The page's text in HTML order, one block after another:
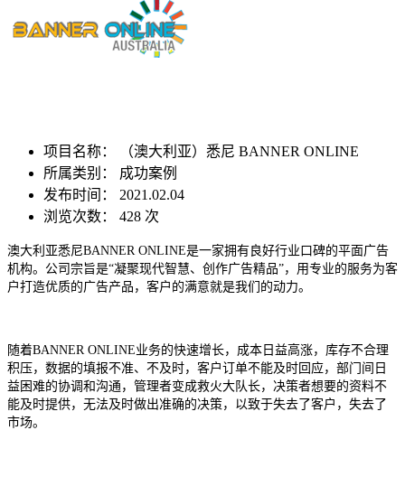
项目名称：
（澳大利亚）悉尼 BANNER ONLINE
所属类别： 成功案例
发布时间： 2021.02.04
浏览次数： 428 次
澳大利亚悉尼BANNER ONLINE是一家拥有良好行业口碑的平面广告
机构。 公司 宗旨是“凝聚现代智慧、创作广告精品”， 用专业的服务为客
户打造优质的广告产品 ， 客户的满意就是我们的动力。
随着BANNER ONLINE业务的快速增长，成本日益高涨，库存不合理
积压，数据的填报不准、不及时，客户订单不能及时回应，部门间日
益困难的协调和沟通，管理者变成救火大队长，决策者想要的资料不
能及时提供，无法及时做出准确的决策，以致于失去了客户，失去了
市场。